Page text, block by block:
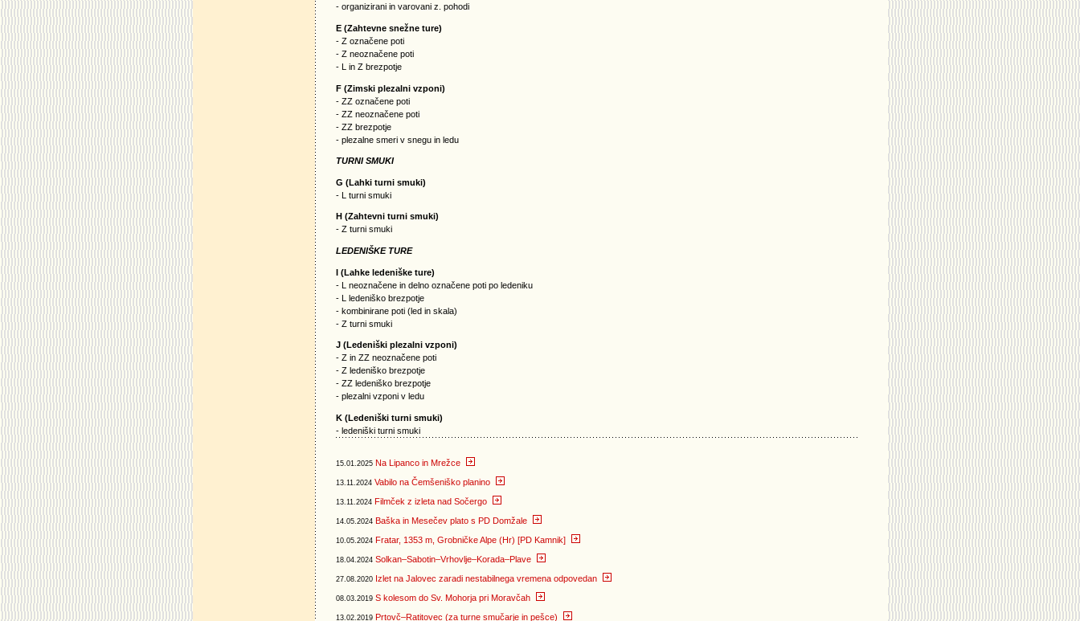
- organizirani in varovani z. pohodi
E (Zahtevne snežne ture)
- Z označene poti
- Z neoznačene poti
- L in Z brezpotje
F (Zimski plezalni vzponi)
- ZZ označene poti
- ZZ neoznačene poti
- ZZ brezpotje
- plezalne smeri v snegu in ledu
TURNI SMUKI
G (Lahki turni smuki)
- L turni smuki
H (Zahtevni turni smuki)
- Z turni smuki
LEDENIŠKE TURE
I (Lahke ledeniške ture)
- L neoznačene in delno označene poti po ledeniku
- L ledeniško brezpotje
- kombinirane poti (led in skala)
- Z turni smuki
J (Ledeniški plezalni vzponi)
- Z in ZZ neoznačene poti
- Z ledeniško brezpotje
- ZZ ledeniško brezpotje
- plezalni vzponi v ledu
K (Ledeniški turni smuki)
- ledeniški turni smuki
15.01.2025 Na Lipanco in Mrežce
13.11.2024 Vabilo na Čemšeniško planino
13.11.2024 Filmček z izleta nad Sočergo
14.05.2024 Baška in Mesečev plato s PD Domžale
10.05.2024 Fratar, 1353 m, Grobničke Alpe (Hr) [PD Kamnik]
18.04.2024 Solkan–Sabotin–Vrhovlje–Korada–Plave
27.08.2020 Izlet na Jalovec zaradi nestabilnega vremena odpovedan
08.03.2019 S kolesom do Sv. Mohorja pri Moravčah
13.02.2019 Prtovč–Ratitovec (za turne smučarje in pešce)